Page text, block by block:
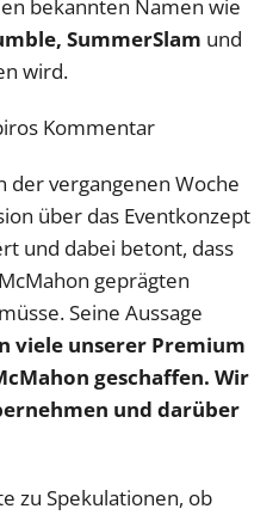
bekannten Namen wie
SummerSlam und
wird.
Kommentar
der vergangenen Woche
über das Eventkonzept
und dabei betont, dass
geprägten
Seine Aussage
viele unserer Premium
geschaffen. Wir
und darüber
zu Spekulationen, ob